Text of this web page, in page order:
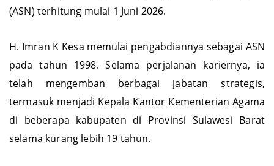
(ASN) terhitung mulai 1 Juni 2026.
H. Imran K Kesa memulai pengabdiannya sebagai ASN
pada tahun 1998. Selama perjalanan kariernya, ia
telah mengemban berbagai jabatan strategis,
termasuk menjadi Kepala Kantor Kementerian Agama
di beberapa kabupaten di Provinsi Sulawesi Barat
selama kurang lebih 19 tahun.